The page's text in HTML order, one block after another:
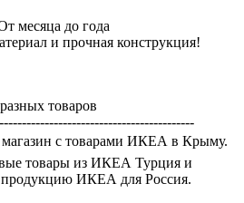
месяца до года
и прочная конструкция!
товаров
с товарами ИКЕА в Крыму.
товары из ИКЕА Турция и
продукцию ИКЕА для Россия.